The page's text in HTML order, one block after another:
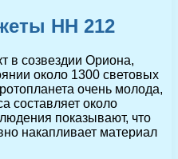
HH 212
в созвездии Ориона,
около 1300 световых
очень молода,
составляет около
показывают, что
накапливает материал